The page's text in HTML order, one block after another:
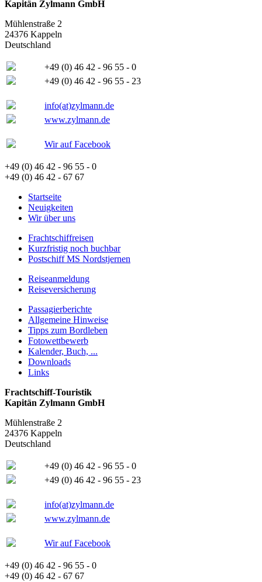
Kapitän Zylmann GmbH
Mühlenstraße 2
24376 Kappeln
Deutschland
+49 (0) 46 42 - 96 55 - 0
+49 (0) 46 42 - 96 55 - 23
info(at)zylmann.de
www.zylmann.de
Wir auf Facebook
+49 (0) 46 42 - 96 55 - 0
+49 (0) 46 42 - 67 67
Startseite
Neuigkeiten
Wir über uns
Frachtschiffreisen
Kurzfristig noch buchbar
Postschiff MS Nordstjernen
Reiseanmeldung
Reiseversicherung
Passagierberichte
Allgemeine Hinweise
Tipps zum Bordleben
Fotowettbewerb
Kalender, Buch, ...
Downloads
Links
Frachtschiff-Touristik
Kapitän Zylmann GmbH
Mühlenstraße 2
24376 Kappeln
Deutschland
+49 (0) 46 42 - 96 55 - 0
+49 (0) 46 42 - 96 55 - 23
info(at)zylmann.de
www.zylmann.de
Wir auf Facebook
+49 (0) 46 42 - 96 55 - 0
+49 (0) 46 42 - 67 67